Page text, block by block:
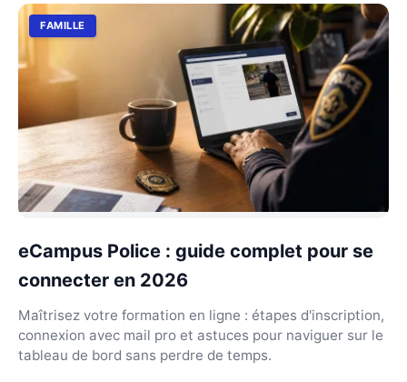
FAMILLE
eCampus Police : guide complet pour se
connecter en 2026
Maîtrisez votre formation en ligne : étapes d'inscription,
connexion avec mail pro et astuces pour naviguer sur le
tableau de bord sans perdre de temps.